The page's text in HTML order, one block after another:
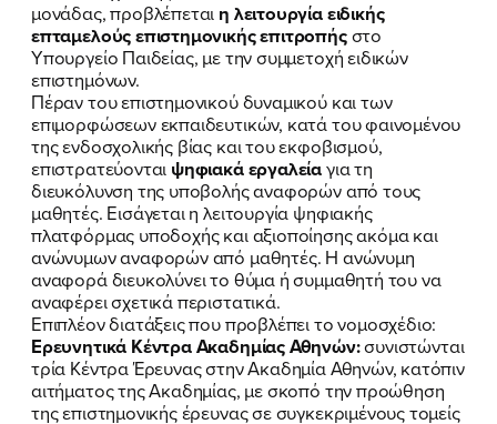
μονάδας, προβλέπεται η λειτουργία ειδικής
επταμελούς επιστημονικής επιτροπήςστο
Υπουργείο Παιδείας, με την συμμετοχή ειδικών
επιστημόνων.
Πέραν του επιστημονικού δυναμικού και των
επιμορφώσεων εκπαιδευτικών, κατά του φαινομένου
της ενδοσχολικής βίας και του εκφοβισμού,
επιστρατεύονται ψηφιακά εργαλείαγια τη
διευκόλυνση της υποβολής αναφορών από τους
μαθητές. Εισάγεται η λειτουργία ψηφιακής
πλατφόρμας υποδοχής και αξιοποίησης ακόμα και
ανώνυμων αναφορών από μαθητές. Η ανώνυμη
αναφορά διευκολύνει το θύμα ή συμμαθητή του να
αναφέρει σχετικά περιστατικά.
Επιπλέον διατάξεις που προβλέπει το νομοσχέδιο:
Ερευνητικά Κέντρα Ακαδημίας Αθηνών:συνιστώνται
τρία Κέντρα Έρευνας στην Ακαδημία Αθηνών, κατόπιν
αιτήματος της Ακαδημίας, με σκοπό την προώθηση
της επιστημονικής έρευνας σε συγκεκριμένους τομείς